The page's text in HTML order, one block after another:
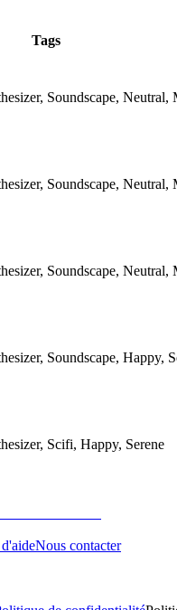
Tags
Soundscape, Neutral,
Soundscape, Neutral,
Soundscape, Neutral,
Soundscape, Happy,
Scifi, Happy, Serene
Nous contacter